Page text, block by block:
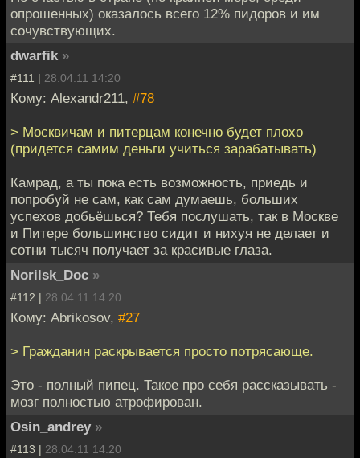
опрошенных) оказалось всего 12% пидоров и им
сочувствующих.
dwarfik »
#111 | 28.04.11 14:20
Кому: Alexandr211, #78
> Москвичам и питерцам конечно будет плохо
(придется самим деньги учиться зарабатывать)
Камрад, а ты пока есть возможность, приедь и
попробуй не сам, как сам думаешь, больших
успехов добьёшься? Тебя послушать, так в Москве
и Питере большинство сидит и нихуя не делает и
сотни тысяч получает за красивые глаза.
Norilsk_Doc »
#112 | 28.04.11 14:20
Кому: Abrikosov, #27
> Гражданин раскрывается просто потрясающе.
Это - полный пипец. Такое про себя рассказывать -
мозг полностью атрофирован.
Osin_andrey »
#113 | 28.04.11 14:20